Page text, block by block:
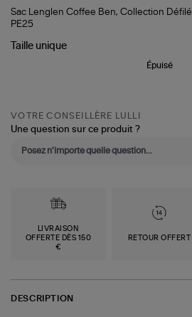
Sac
Lenglen
Ben,
Sac Lenglen Coffee Ben, Collection Défilé
PE25
Taille unique
Épuisé
VOTRE CONSEILLÈRE LULLI
Une question sur ce produit ?
LIVRAISON
OFFERTE DÈS 150
€
RETOUR OFFERT
DESCRIPTION